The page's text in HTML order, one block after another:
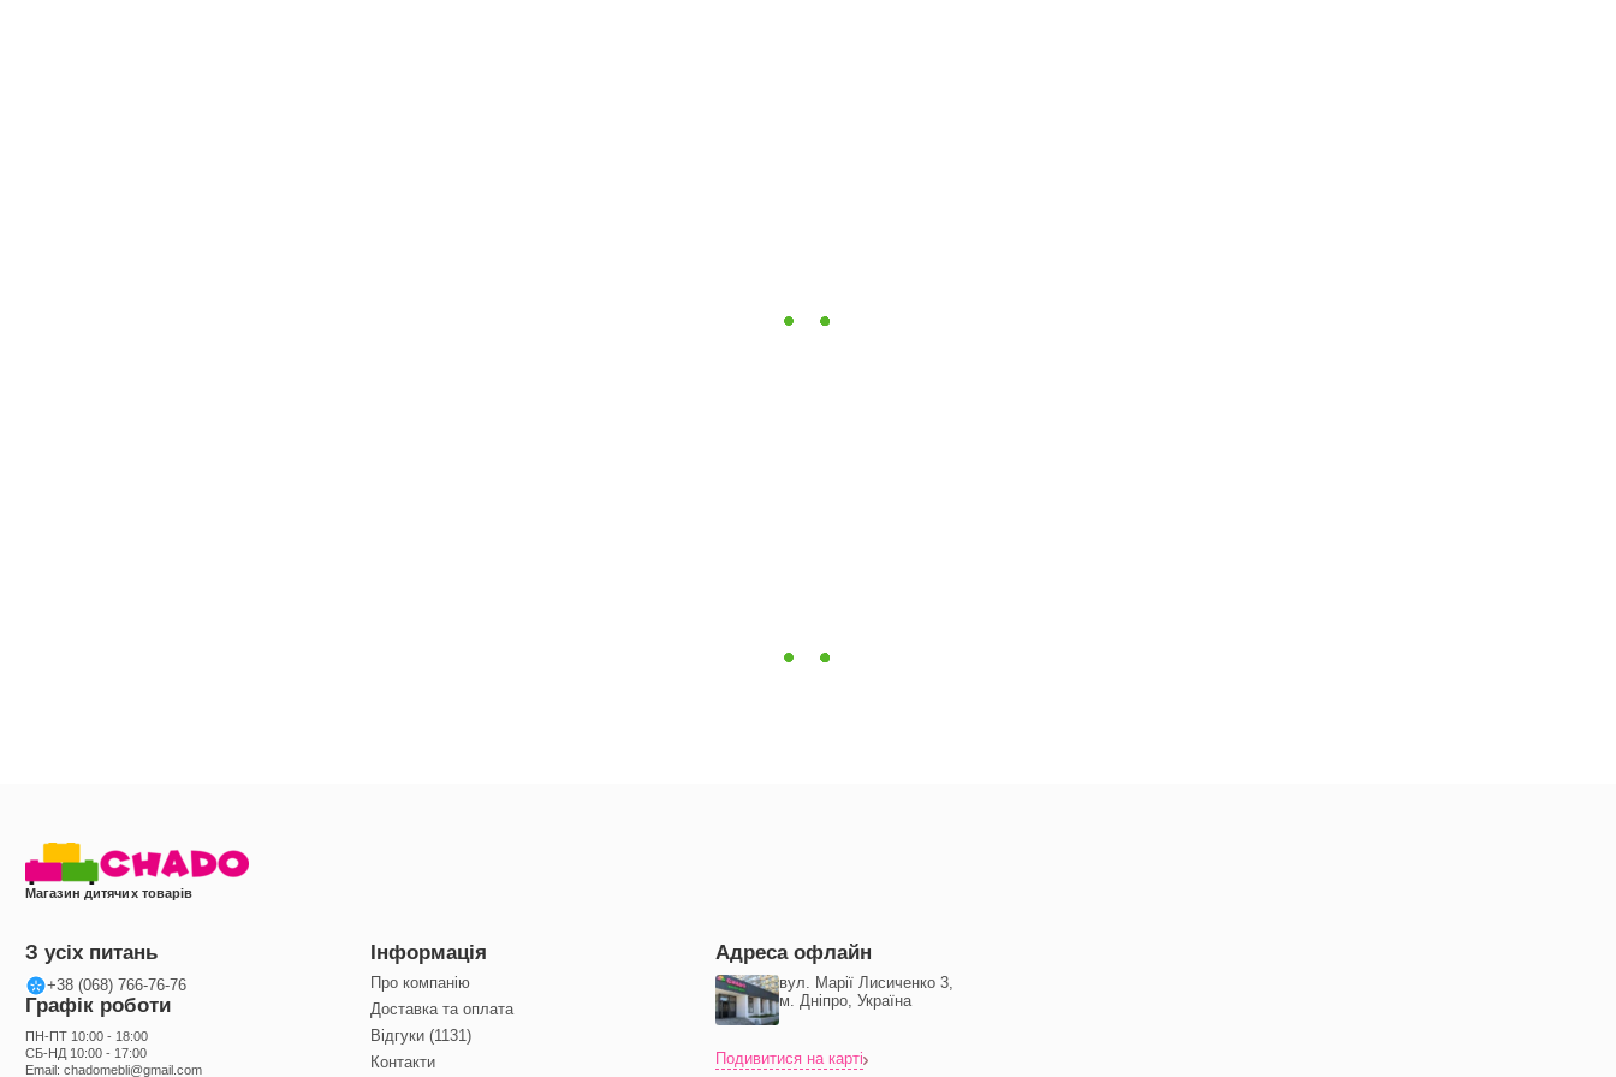
Магазин дитячих товарів
З усіх питань
+38 (068) 766-76-76
Графік роботи
ПН-ПТ 10:00 - 18:00
СБ-НД 10:00 - 17:00
Email: chadomebli@gmail.com
Інформація
Про компанію
Доставка та оплата
Відгуки (1131)
Контакти
Адреса офлайн
вул. Марії Лисиченко 3,
м. Дніпро, Україна
Подивитися на карті